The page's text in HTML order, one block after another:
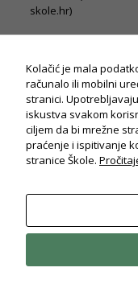
skole.hr)
2026. Sva
Kolačić je mala
računalo ili mobilni
stranici.
iskustva svakom
ciljem da bi mrežne
praćenje i ispitivanje
stranice Škole.